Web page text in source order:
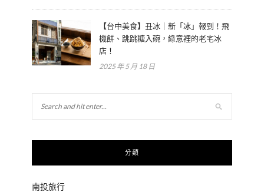
【台中美食】丑冰｜新「冰」報到！飛
機餅、跳跳糖入碗，綠意裡的老宅冰
店！
2025 年 5 月 18 日
分類
南投旅行